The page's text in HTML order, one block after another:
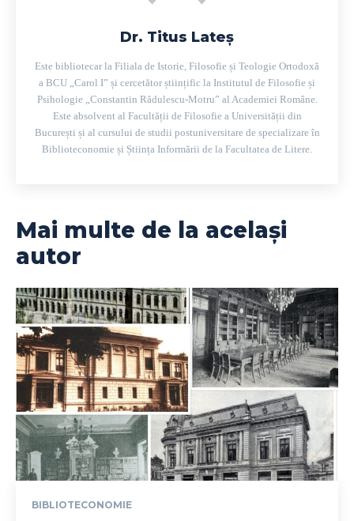
Dr. Titus Lateș
Este bibliotecar la Filiala de Istorie, Filosofie și Teologie Ortodoxă
a BCU „Carol I” și cercetător științific la Institutul de Filosofie și
Psihologie „Constantin Rădulescu-Motru” al Academiei Române.
Este absolvent al Facultății de Filosofie a Universității din
București și al cursului de studii postuniversitare de specializare în
Biblioteconomie și Știința Informării de la Facultatea de Litere.
Mai multe de la același
autor
BIBLIOTECONOMIE